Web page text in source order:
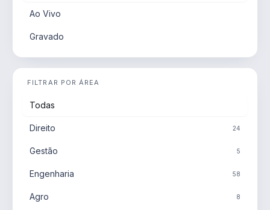
Ao Vivo
Gravado
FILTRAR POR ÁREA
Todas
Direito 24
Gestão 5
Engenharia 58
Agro 8